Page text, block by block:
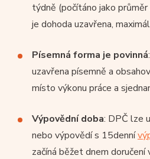
týdně (počítáno jako
je dohoda uzavřena,
Písemná forma je povinná
uzavřena písemně a
místo výkonu práce a
Výpovědní doba: DPČ lze
nebo výpovědí s 15denní
začíná běžet dnem doručení